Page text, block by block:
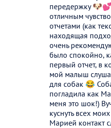
передержку
отличным
отчетами (как
находящая
очень
было спокойно,
первый отчет, в
мой малыш
для собак 😂
погладила как
меня это шок!)
куснуть всех
Марией контакт